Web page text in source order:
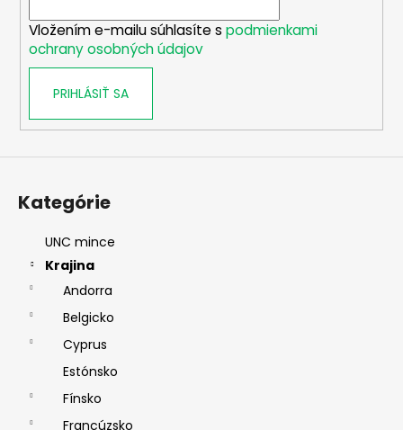
Vložením e-mailu súhlasíte s podmienkami
ochrany osobných údajov
PRIHLÁSIŤ SA
Kategórie
UNC mince
Krajina
Andorra
Belgicko
Cyprus
Estónsko
Fínsko
Francúzsko